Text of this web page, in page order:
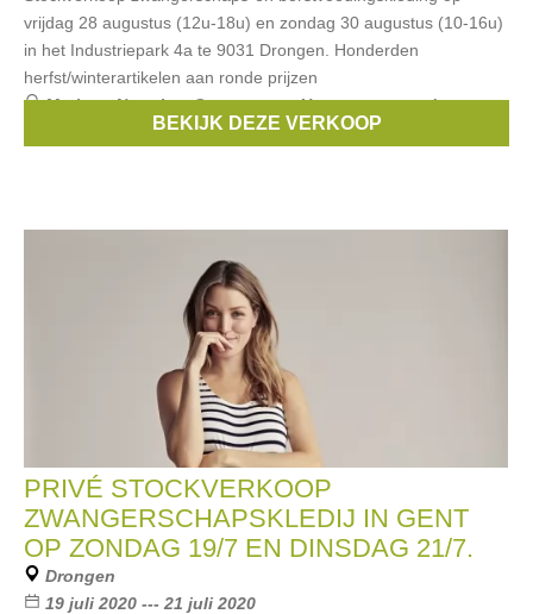
vrijdag 28 augustus (12u-18u) en zondag 30 augustus (10-16u)
in het Industriepark 4a te 9031 Drongen. Honderden
herfst/winterartikelen aan ronde prijzen
Merken:Noppies,Queen mum,Un ventre pour deux,
,Boob, ...
BEKIJK DEZE VERKOOP
PRIVÉ STOCKVERKOOP
ZWANGERSCHAPSKLEDIJ IN GENT
OP ZONDAG 19/7 EN DINSDAG 21/7.
Drongen
19 juli 2020 --- 21 juli 2020